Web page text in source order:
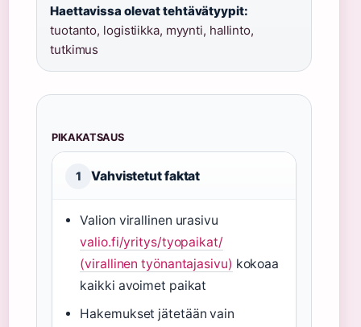
Haettavissa olevat tehtävätyypit:
tuotanto, logistiikka, myynti, hallinto,
tutkimus
PIKAKATSAUS
1 Vahvistetut faktat
Valion virallinen urasivu
valio.fi/yritys/tyopaikat/
(virallinen työnantajasivu) kokoaa
kaikki avoimet paikat
Hakemukset jätetään vain